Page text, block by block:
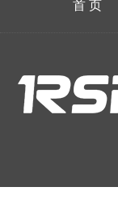
首 页